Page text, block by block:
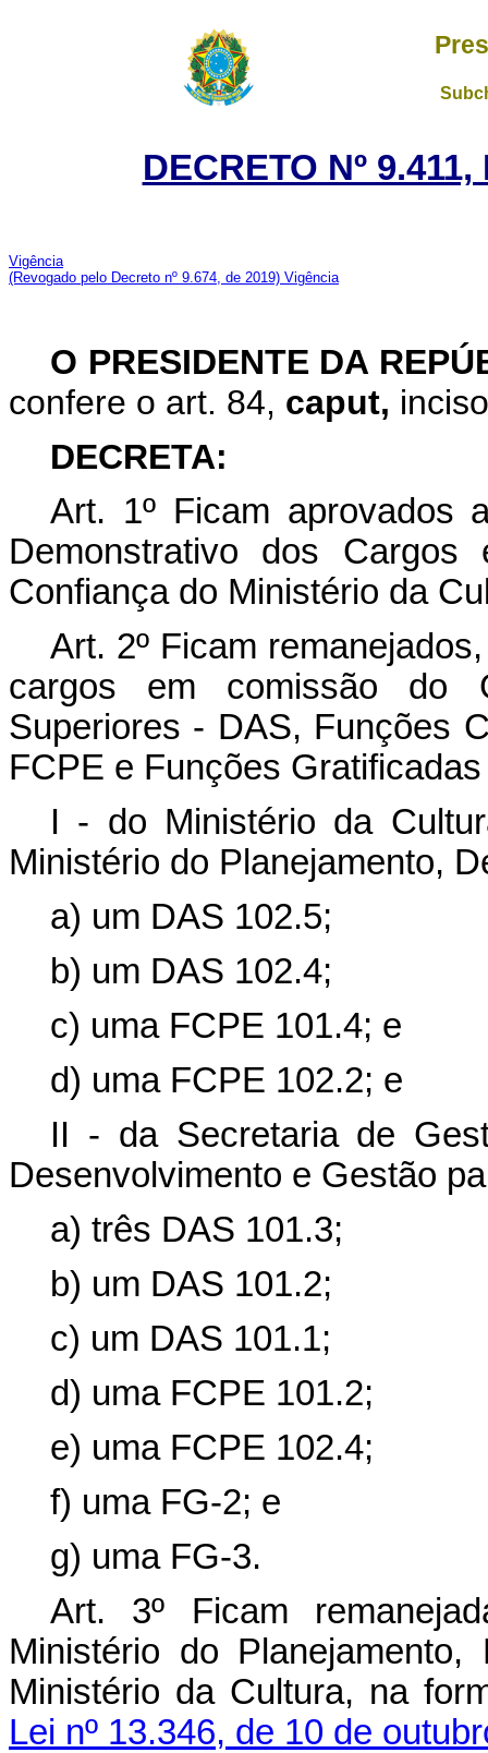
DECRETO Nº
Vigência
(Revogado pelo Decreto nº 9.674, de 2019) Vigência
O PRESIDENTE DA
confere o art. 84, caput,
DECRETA:
Art. 1º Ficam aprovados
Demonstrativo dos
Confiança do Ministério da
Art. 2º Ficam
cargos em comissão do
Superiores - DAS, Funções
FCPE e Funções
I - do Ministério da
Ministério do Planejamento,
a) um DAS 102.5;
b) um DAS 102.4;
c) uma FCPE 101.4; e
d) uma FCPE 102.2; e
II - da Secretaria de
Desenvolvimento e Gestão
a) três DAS 101.3;
b) um DAS 101.2;
c) um DAS 101.1;
d) uma FCPE 101.2;
e) uma FCPE 102.4;
f) uma FG-2; e
g) uma FG-3.
Art. 3º Ficam
Ministério do
Ministério da Cultura, na
Lei nº 13.346, de 10 de